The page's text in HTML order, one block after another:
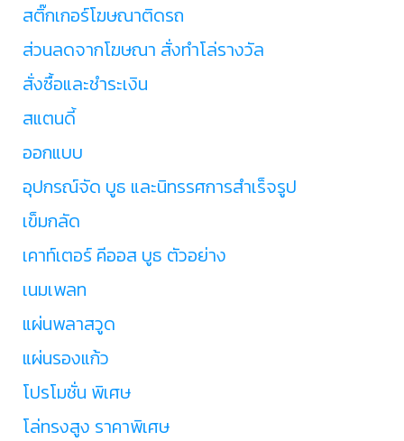
สติ๊กเกอร์โฆษณาติดรถ
ส่วนลดจากโฆษณา สั่งทำโล่รางวัล
สั่งซื้อและชำระเงิน
สแตนดี้
ออกแบบ
อุปกรณ์จัด บูธ และนิทรรศการสำเร็จรูป
เข็มกลัด
เคาท์เตอร์ คีออส บูธ ตัวอย่าง
เนมเพลท
แผ่นพลาสวูด
แผ่นรองแก้ว
โปรโมชั่น พิเศษ
โล่ทรงสูง ราคาพิเศษ